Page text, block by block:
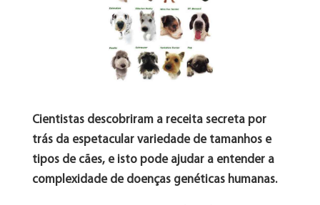
Cientistas descobriram a receita secreta por
trás da espetacular variedade de tamanhos e
tipos de cães, e isto pode ajudar a entender a
complexidade de doenças genéticas humanas.